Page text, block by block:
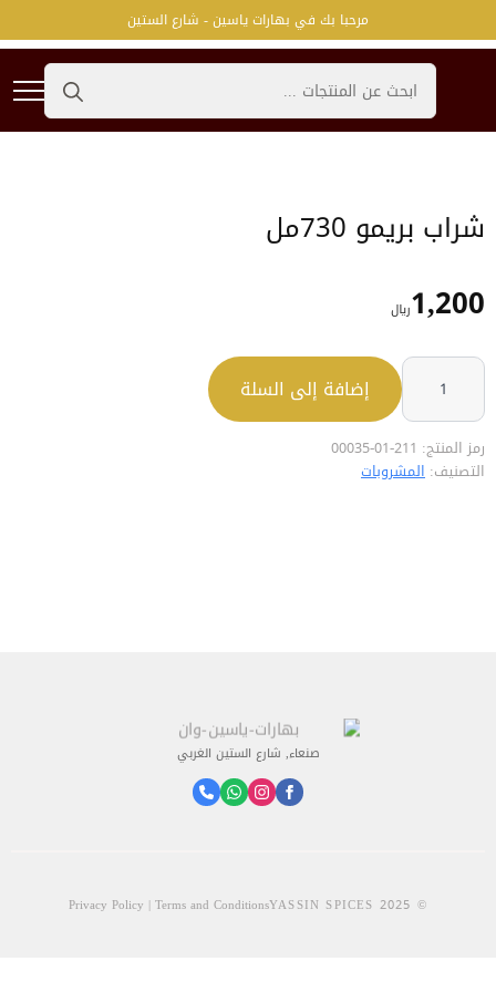
مرحبا بك في بهارات ياسين - شارع الستين
Search
for:
شراب بريمو 730مل
1,200﷼
كمية
إضافة إلى السلة
رمز المنتج: 211-01-00035
التصنيف: المشروبات
صنعاء, شارع الستين الغربي
© 2025 YASSIN SPICES
Privacy Policy | Terms and Conditions